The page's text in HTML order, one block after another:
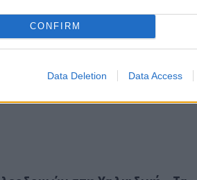
CONFIRM
Data Deletion Data Access
Flash.grστην αναζήτηση της